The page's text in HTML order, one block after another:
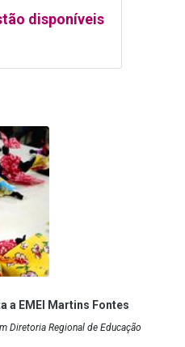
disponíveis
a EMEI Martins Fontes
Diretoria Regional de Educação